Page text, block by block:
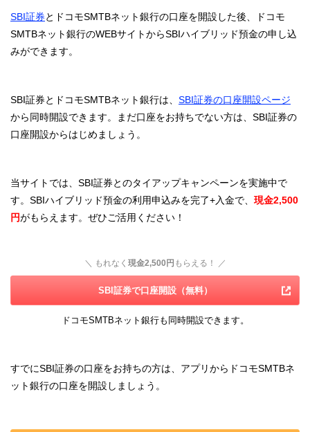
SBI証券とドコモSMTBネット銀行の口座を開設した後、ドコモ
SMTBネット銀行のWEBサイトからSBIハイブリッド預金の申し込
みができます。
SBI証券とドコモSMTBネット銀行は、 SBI証券の口座開設ページ
から同時開設できます。まだ口座をお持ちでない方は、SBI証券の
口座開設からはじめましょう。
当サイトでは、SBI証券とのタイアップキャンペーンを実施中で
す。SBIハイブリッド預金の利用申込みを完了+入金で、 現金2,500
円がもらえます。ぜひご活用ください！
＼ もれなく 現金2,500円 もらえる！ ／
SBI証券で口座開設（無料）
ドコモSMTBネット銀行も同時開設できます。
すでにSBI証券の口座をお持ちの方は、アプリからドコモSMTBネ
ット銀行の口座を開設しましょう。